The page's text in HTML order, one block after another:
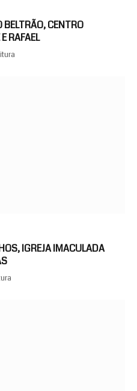
CENTRO
RAFAEL
IGREJA IMACULADA